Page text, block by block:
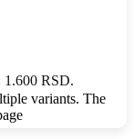
1.600 RSD.
variants. The